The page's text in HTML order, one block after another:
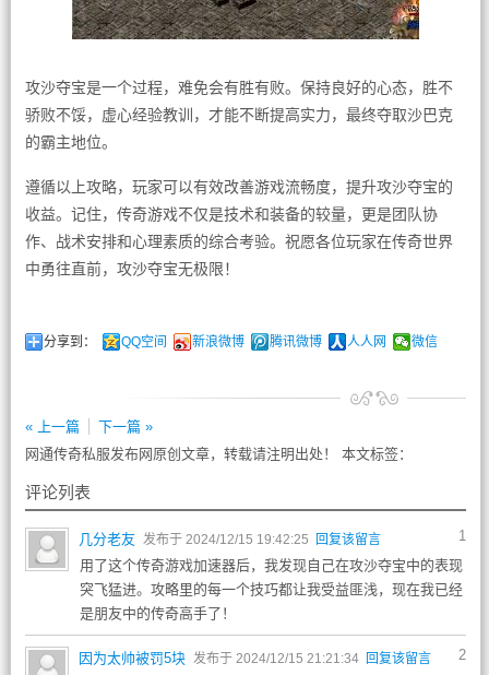
攻沙夺宝是一个过程，难免会有胜有败。保持良好的心态，胜不
骄败不馁，虚心经验教训，才能不断提高实力，最终夺取沙巴克
的霸主地位。
遵循以上攻略，玩家可以有效改善游戏流畅度，提升攻沙夺宝的
收益。记住，传奇游戏不仅是技术和装备的较量，更是团队协
作、战术安排和心理素质的综合考验。祝愿各位玩家在传奇世界
中勇往直前，攻沙夺宝无极限！
分享到： QQ空间 新浪微博 腾讯微博 人人网 微信
« 上一篇
下一篇 »
网通传奇私服发布网原创文章，转载请注明出处！ 本文标签：
评论列表
1
几分老友 发布于 2024/12/15 19:42:25 回复该留言
用了这个传奇游戏加速器后，我发现自己在攻沙夺宝中的表现
突飞猛进。攻略里的每一个技巧都让我受益匪浅，现在我已经
是朋友中的传奇高手了！
2
因为太帅被罚5块 发布于 2024/12/15 21:21:34 回复该留言